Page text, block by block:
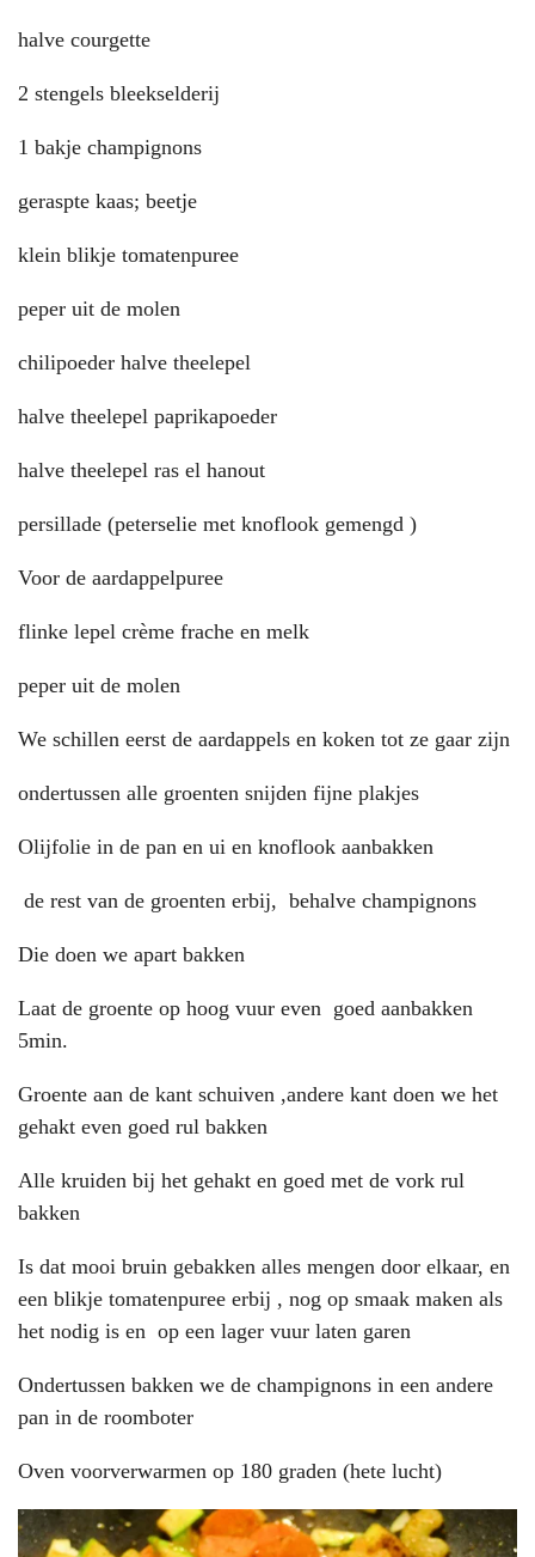
halve courgette
2 stengels bleekselderij
1 bakje champignons
geraspte kaas; beetje
klein blikje tomatenpuree
peper uit de molen
chilipoeder halve theelepel
halve theelepel paprikapoeder
halve theelepel ras el hanout
persillade (peterselie met knoflook gemengd )
Voor de aardappelpuree
flinke lepel crème frache en melk
peper uit de molen
We schillen eerst de aardappels en koken tot ze gaar zijn
ondertussen alle groenten snijden fijne plakjes
Olijfolie in de pan en ui en knoflook aanbakken
de rest van de groenten erbij, behalve champignons
Die doen we apart bakken
Laat de groente op hoog vuur even goed aanbakken
5min.
Groente aan de kant schuiven ,andere kant doen we het
gehakt even goed rul bakken
Alle kruiden bij het gehakt en goed met de vork rul
bakken
Is dat mooi bruin gebakken alles mengen door elkaar, en
een blikje tomatenpuree erbij , nog op smaak maken als
het nodig is en op een lager vuur laten garen
Ondertussen bakken we de champignons in een andere
pan in de roomboter
Oven voorverwarmen op 180 graden (hete lucht)